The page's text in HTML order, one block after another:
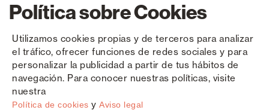
Política sobre Cookies
Utilizamos cookies propias y de terceros para analizar
el tráfico, ofrecer funciones de redes sociales y para
personalizar la publicidad a partir de tus hábitos de
navegación. Para conocer nuestras políticas, visite
nuestra
Política de cookies y Aviso legal
Copyright © Saxun 2023 - 2026 Política de privacidad Aviso legal Cookies